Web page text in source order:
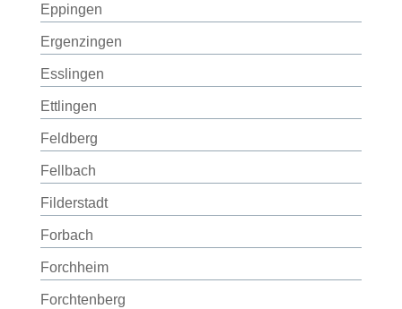
Eppingen
Ergenzingen
Esslingen
Ettlingen
Feldberg
Fellbach
Filderstadt
Forbach
Forchheim
Forchtenberg